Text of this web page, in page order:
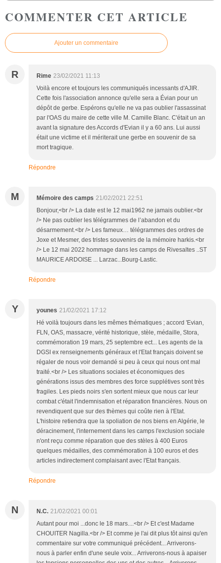
COMMENTER CET ARTICLE
Ajouter un commentaire
R Rime 23/02/2021 11:13
Voilà encore et toujours les communiqués incessants d'AJIR.
Cette fois l'association annonce qu'elle sera a Évian pour un
dépôt de gerbe. Espérons qu'elle ne va pas oublier l'assassinat
par l'OAS du maire de cette ville M. Camille Blanc. C'était un an
avant la signature des Accords d'Evian il y a 60 ans. Lui aussi
était une victime et il mériterait une gerbe en souvenir de sa
mort tragique.
Répondre
M Mémoire des camps 21/02/2021 22:51
Bonjour,<br /> La date est le 12 mai1962 ne jamais oublier.<br
/> Ne pas oublier les télégrammes de l’abandon et du
désarmement.<br /> Les fameux… télégrammes des ordres de
Joxe et Mesmer, des tristes souvenirs de la mémoire harkis.<br
/> Le 12 mai 2022 hommage dans les camps de Rivesaltes ..ST
MAURICE ARDOISE ... Larzac...Bourg-Lastic.
Répondre
Y younes 21/02/2021 17:12
Hé voilà toujours dans les mêmes thématiques ; accord 'Evian,
FLN, OAS, massacre, vérité historique, stèle, médaille, Stora,
commémoration 19 mars, 25 septembre ect... Les agents de la
DGSI ex renseignements généraux et l'Etat français doivent se
régaler de nous voir demandé si peu à ceux qui nous ont mal
traité.<br /> Les situations sociales et économiques des
générations issus des membres des force supplétives sont très
fragiles. Les pieds noirs s'en sortent mieux que nous car leur
combat c'était l'indemnisation et réparation financières. Nous on
revendiquent que sur des thèmes qui coûte rien à l'Etat.
L'histoire retiendra que la spoliation de nos biens en Algérie, le
déracinement, l'internement dans les camps l'exclusion sociale
n'ont reçu comme réparation que des stèles à 400 Euros
quelques médailles, des commémoration à 100 euros et des
articles indirectement complaisant avec l'Etat français.
Répondre
N N.C. 21/02/2021 00:01
Autant pour moi ...donc le 18 mars....<br /> Et c'est Madame
CHOUITER Nagilla.<br /> Et comme je l'ai dit plus tôt ainsi qu'en
commentaire sur votre communiqué précédent... Arriverons-
nous à parler enfin d'une seule voix... Arriverons-nous à apaiser